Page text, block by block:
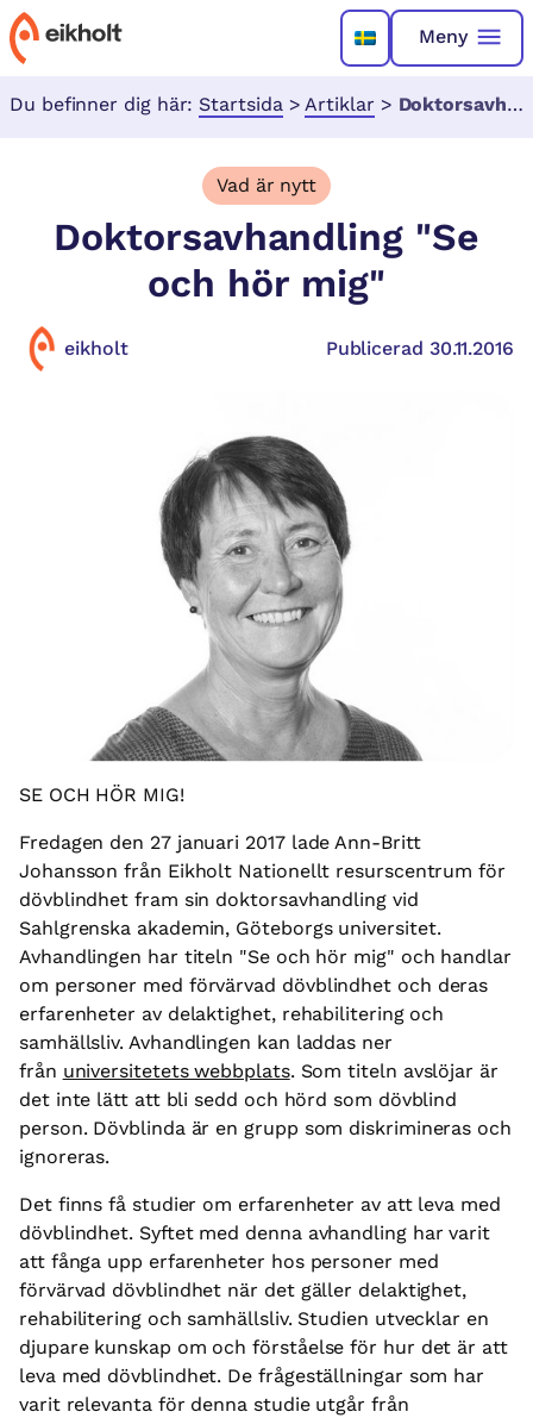
Meny
Du befinner dig här: Startsida > Artiklar > Doktorsavhandling "Se och hör mig"
Vad är nytt
Doktorsavhandling "Se
och hör mig"
eikholt Publicerad 30.11.2016
SE OCH HÖR MIG!
Fredagen den 27 januari 2017 lade Ann-Britt
Johansson från Eikholt Nationellt resurscentrum för
dövblindhet fram sin doktorsavhandling vid
Sahlgrenska akademin, Göteborgs universitet.
Avhandlingen har titeln "Se och hör mig" och handlar
om personer med förvärvad dövblindhet och deras
erfarenheter av delaktighet, rehabilitering och
samhällsliv. Avhandlingen kan laddas ner
från universitetets webbplats. Som titeln avslöjar är
det inte lätt att bli sedd och hörd som dövblind
person. Dövblinda är en grupp som diskrimineras och
ignoreras.
Det finns få studier om erfarenheter av att leva med
dövblindhet. Syftet med denna avhandling har varit
att fånga upp erfarenheter hos personer med
förvärvad dövblindhet när det gäller delaktighet,
rehabilitering och samhällsliv. Studien utvecklar en
djupare kunskap om och förståelse för hur det är att
leva med dövblindhet. De frågeställningar som har
varit relevanta för denna studie utgår från